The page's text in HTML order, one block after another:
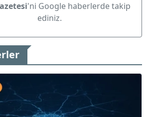
'ni Google haberlerde takip
ediniz.